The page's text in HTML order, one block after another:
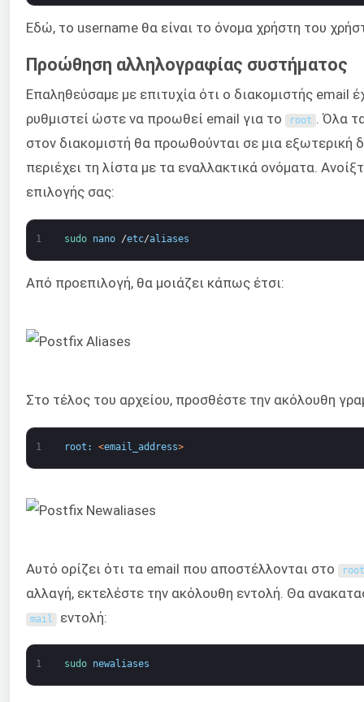
Εδώ, το username θα είναι το όνομα χρήστη του
Προώθηση αλληλογραφίας συστήματος
Επαληθεύσαμε με επιτυχία ότι ο διακομιστής email
ρυθμιστεί ώστε να προωθεί email για το
root . Όλα
στον διακομιστή θα προωθούνται σε μια εξωτερική
περιέχει τη λίστα με τα εναλλακτικά ονόματα.
επιλογής σας:
1 sudo nano /etc/aliases
Από προεπιλογή, θα μοιάζει κάπως έτσι:
Στο τέλος του αρχείου, προσθέστε την ακόλουθη
1 root : <email_address>
Αυτό ορίζει ότι τα email που αποστέλλονται στο root
αλλαγή, εκτελέστε την ακόλουθη εντολή. Θα
mail εντολή:
1 sudo newaliases